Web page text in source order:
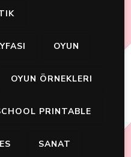
OYUN
OYUN ÖRNEKLERI
PRINTABLE
SANAT